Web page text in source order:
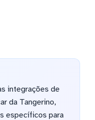
integrações de
da Tangerino,
específicos para